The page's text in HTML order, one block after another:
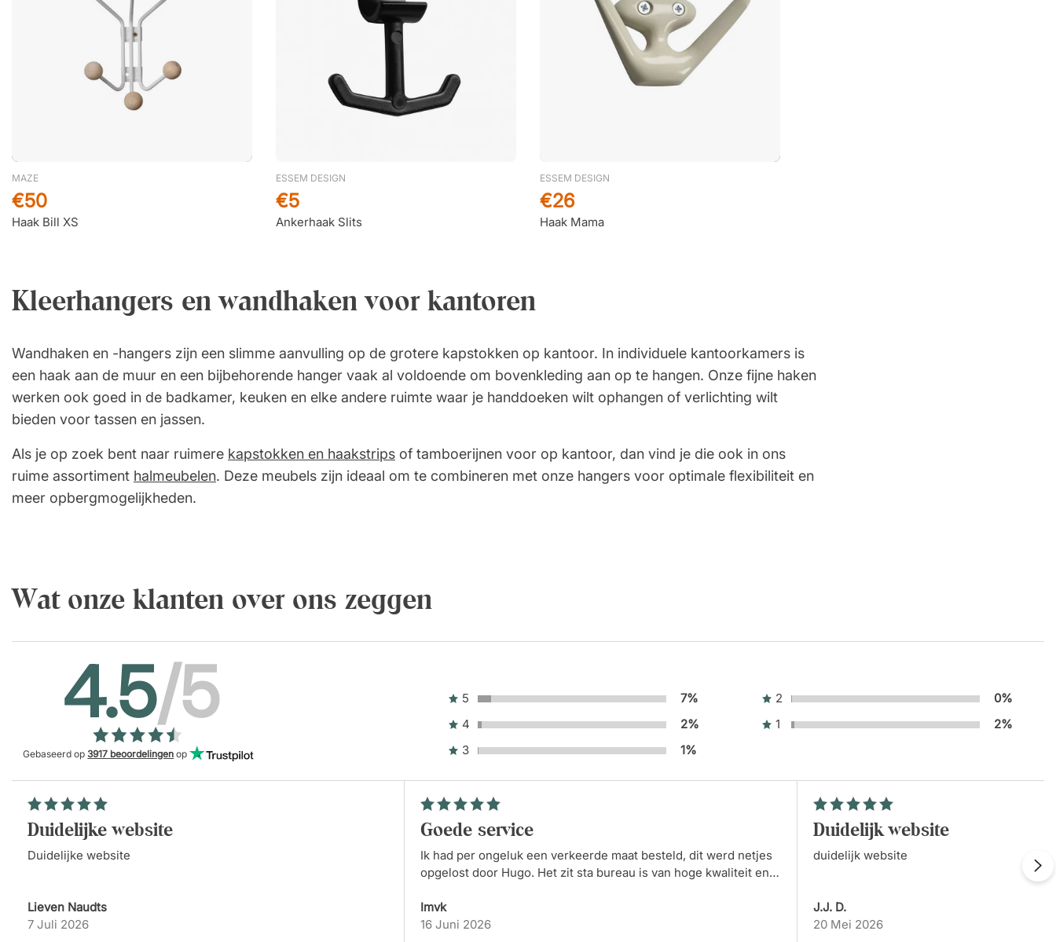
Mooi bedrijf
Jet 22 Oktober 2025
Snel en goed
Daniela Oprea
Fantastische ervaring
MAZE
Haak Bill XS
€50
ESSEM DESIGN
Ankerhaak Slits
€5
ESSEM DESIGN
Haak Mama
€26
Kleerhangers en wandhaken voor kantoren
Wandhaken en -hangers zijn een slimme aanvulling op de grotere kapstokken op kantoor. In individuele kantoorkamers is
een haak aan de muur en een bijbehorende hanger vaak al voldoende om bovenkleding aan op te hangen. Onze fijne haken
werken ook goed in de badkamer, keuken en elke andere ruimte waar je handdoeken wilt ophangen of verlichting wilt
bieden voor tassen en jassen.
Als je op zoek bent naar ruimere kapstokken en haakstrips of tamboerijnen voor op kantoor, dan vind je die ook in ons
ruime assortiment halmeubelen. Deze meubels zijn ideaal om te combineren met onze hangers voor optimale flexibiliteit en
meer opbergmogelijkheden.
Wat onze klanten over ons zeggen
4.5/5
Gebaseerd op3917 beoordelingen op
5
7%
4
2%
3
1%
2
0%
1
2%
Duidelijke website
Duidelijke website
Lieven Naudts
7 Juli 2026
Goede service
Ik had per ongeluk een verkeerde maat besteld, dit werd netjes
opgelost door Hugo. Het zit sta bureau is van hoge kwaliteit en
Imvk
16 Juni 2026
duidelijk website
duidelijk website
J.J. D.
20 Mei 2026